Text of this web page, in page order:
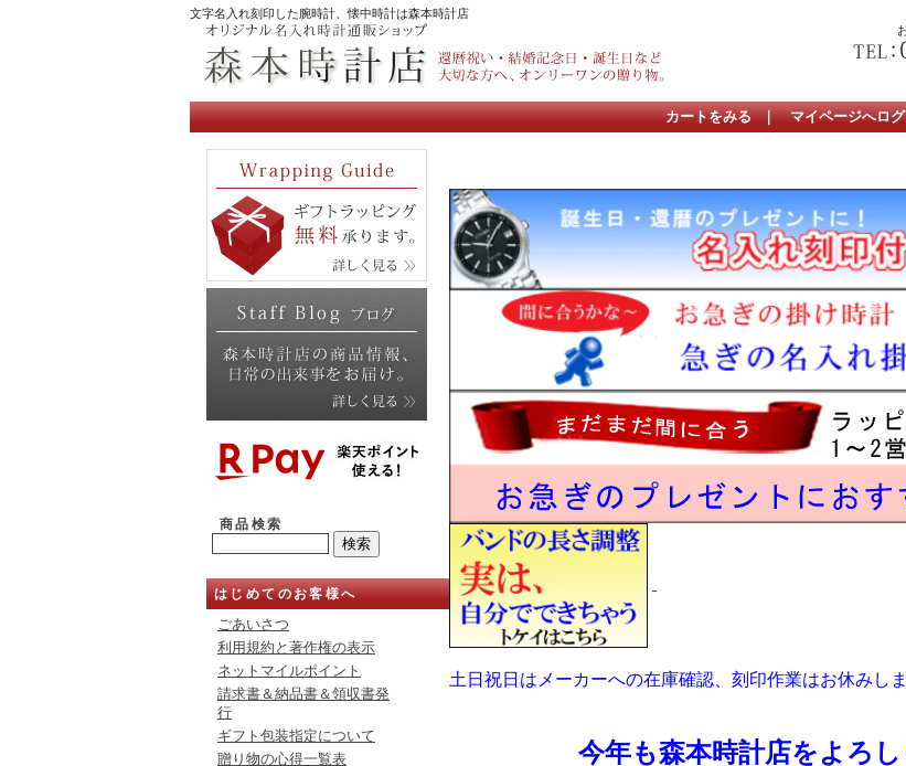
文字名入れ刻印した腕時計、懐中時計は森本時計店
カートをみる ｜ マイページへロ
商品検索
はじめてのお客様へ
ごあいさつ
利用規約と著作権の表示
ネットマイルポイント
請求書＆納品書＆領収書発
行
ギフト包装指定について
贈り物の心得一覧表
土日祝日はメーカーへの在庫確認、刻印作業はお休みし
今年も森本時計店をよろ